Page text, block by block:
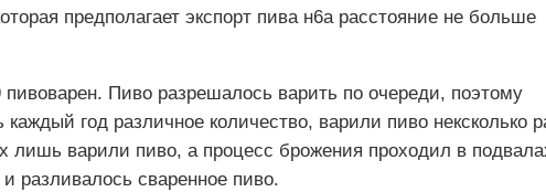
предполагает экспорт пива н6а расстояние не больше
пивоварен. Пиво разрешалось варить по очереди, поэтому
год различное количество, варили пиво нексколько
лишь варили пиво, а процесс брожения проходил в
разливалось сваренное пиво.